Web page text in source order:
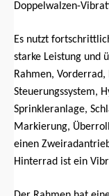
Doppelwalzen-
Es nutzt
starke Leistung und
Rahmen,
Steuerungssystem,
Sprinkleranlage,
Markierung,
einen
Hinterrad ist ein